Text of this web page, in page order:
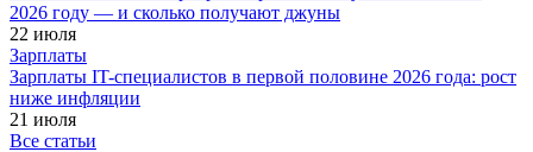
2026 году — и сколько получают джуны
22 июля
Зарплаты
Зарплаты IT-специалистов в первой половине 2026 года: рост
ниже инфляции
21 июля
Все статьи